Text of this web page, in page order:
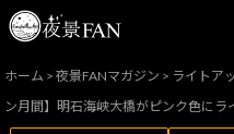
ホーム >夜景FANマガジン > ライトア
ン月間】明石海峡大橋がピンク色にラ